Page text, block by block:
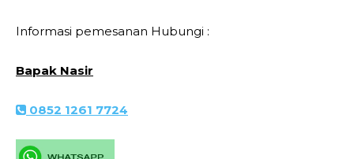
Informasi pemesanan Hubungi :
Bapak Nasir
0852 1261 7724